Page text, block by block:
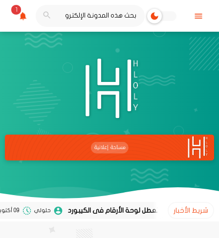
1
شريط الأخبار
حل مشكلة تعطل لوحة الأرقام فى الكيبورد حلولي 09 أكتوبر 2024